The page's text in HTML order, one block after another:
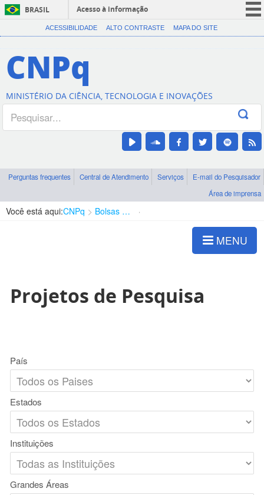
BRASIL
Acesso à informação
CORONAVÍRUS (COVID-19)
Canais
ACESSIBILIDADE ALTO CONTRASTE MAPA DO SITE
CNPq
MINISTÉRIO DA CIÊNCIA, TECNOLOGIA E INOVAÇÕES
Perguntas frequentes Central de Atendimento Serviços
E-mail do Pesquisador
Área de imprensa
Você está aqui:CNPq Bolsas e Auxílios Vigentes
MENU
Projetos de Pesquisa
País
Estados
Instituições
Grandes Áreas